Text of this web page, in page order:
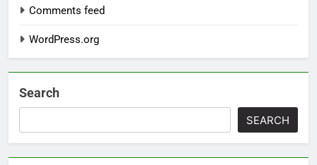
Comments feed
WordPress.org
Search
SEARCH